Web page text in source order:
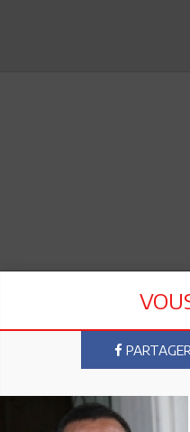
PARTAGER